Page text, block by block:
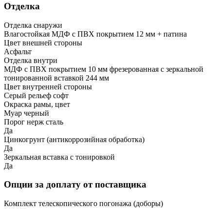
Отделка
Отделка снаружи
Влагостойкая МДФ с ПВХ покрытием 12 мм + патина
Цвет внешней стороны
Асфальт
Отделка внутри
МДФ с ПВХ покрытием 10 мм фрезерованная с зеркальной
тонированной вставкой 244 мм
Цвет внутренней стороны
Серый рельеф софт
Окраска рамы, цвет
Муар черный
Порог нерж сталь
Да
Цинкогрунт (антикоррозийная обработка)
Да
Зеркальная вставка с тонировкой
Да
Опции за доплату от поставщика
Комплект телескопического погонажа (доборы)